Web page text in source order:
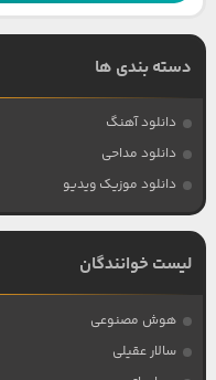
دسته بندی ها
دانلود آهنگ
دانلود مداحی
دانلود موزیک ویدیو
لیست خوانندگان
هوش مصنوعی
سالار عقیلی